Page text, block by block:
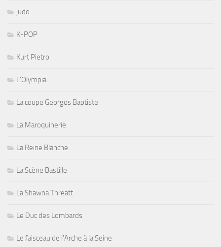
judo
K-POP
Kurt Pietro
L'Olympia
La coupe Georges Baptiste
La Maroquinerie
La Reine Blanche
La Scène Bastille
La Shawna Threatt
Le Duc des Lombards
Le faisceau de l'Arche à la Seine